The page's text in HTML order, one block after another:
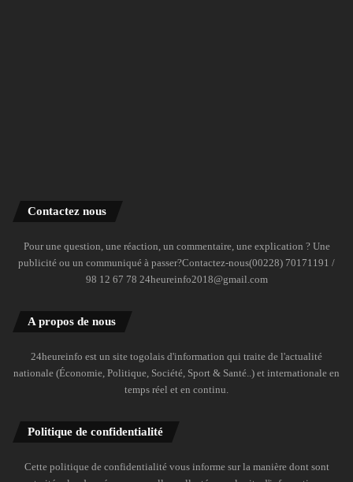
Contactez nous
Pour une question, une réaction, un commentaire, une explication ? Une
publicité ou un communiqué à passer?Contactez-nous(00228) 70171191 /
98 12 67 78 24heureinfo2018@gmail.com
A propos de nous
24heureinfo est un site togolais d'information qui traite de l'actualité
nationale (Économie, Politique, Société, Sport & Santé..) et internationale en
temps réel et en continu.
Politique de confidentialité
Cette politique de confidentialité vous informe sur la manière dont sont